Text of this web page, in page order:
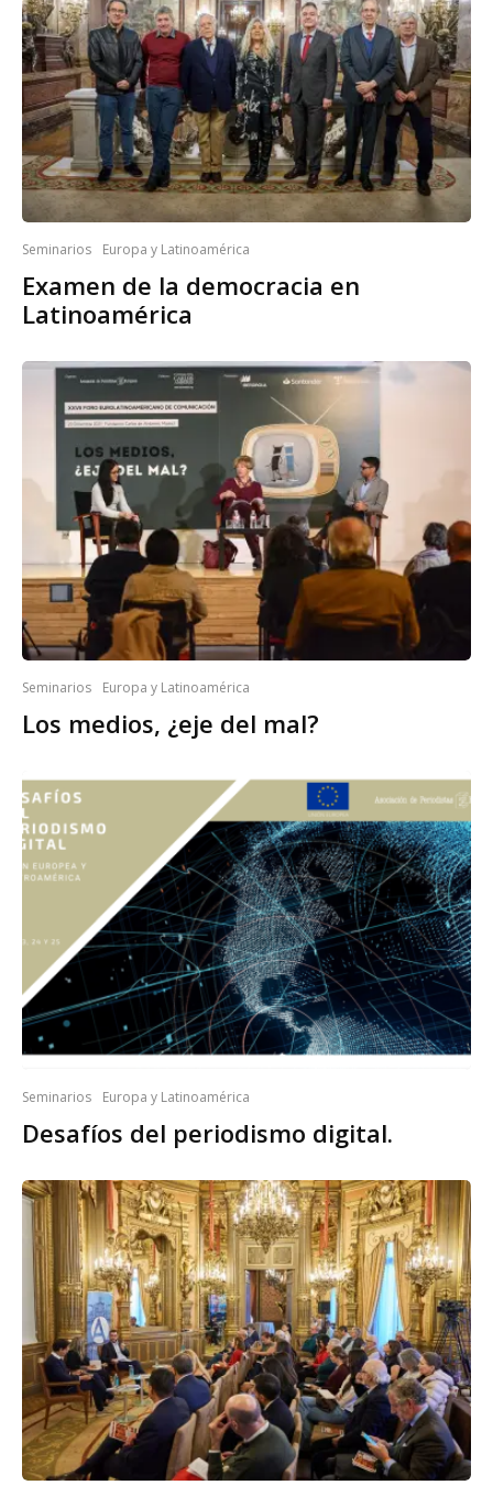
Seminarios Europa y Latinoamérica
Examen de la democracia en
Latinoamérica
Seminarios Europa y Latinoamérica
Los medios, ¿eje del mal?
Seminarios Europa y Latinoamérica
Desafíos del periodismo digital.